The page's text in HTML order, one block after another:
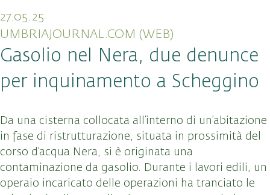
27.05.25
UMBRIAJOURNAL.COM (WEB)
Gasolio nel Nera, due denunce
per inquinamento a Scheggino
Da una cisterna collocata all’interno di un’abitazione
in fase di ristrutturazione, situata in prossimità del
corso d’acqua Nera, si è originata una
contaminazione da gasolio. Durante i lavori edili, un
operaio incaricato delle operazioni ha tranciato le